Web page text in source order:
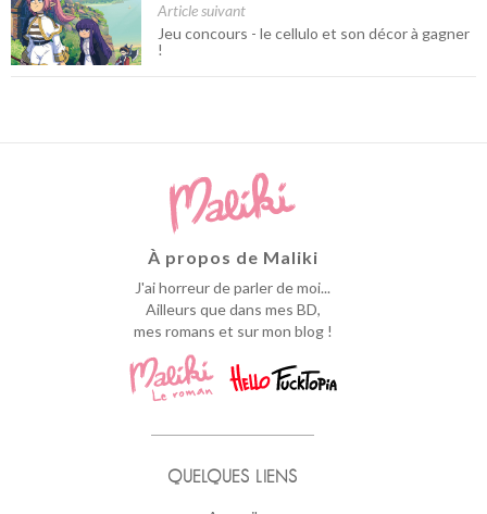
Article suivant
Jeu concours - le cellulo et son décor à gagner
!
À propos de Maliki
J'ai horreur de parler de moi...
Ailleurs que dans mes BD,
mes romans et sur mon blog !
QUELQUES LIENS